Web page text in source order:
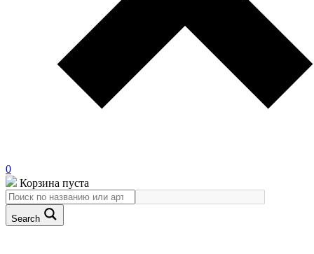
0
Корзина пуста
Search